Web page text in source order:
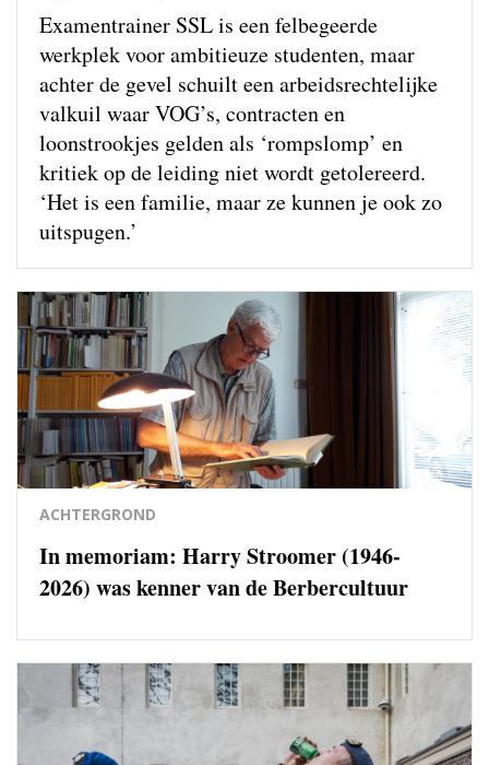
Examentrainer SSL is een felbegeerde
werkplek voor ambitieuze studenten, maar
achter de gevel schuilt een arbeidsrechtelijke
valkuil waar VOG’s, contracten en
loonstrookjes gelden als ‘rompslomp’ en
kritiek op de leiding niet wordt getolereerd.
‘Het is een familie, maar ze kunnen je ook zo
uitspugen.’
ACHTERGROND
In memoriam: Harry Stroomer (1946-
2026) was kenner van de Berbercultuur